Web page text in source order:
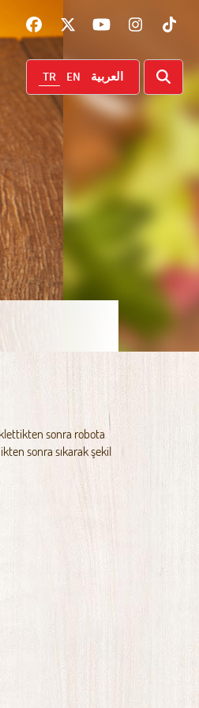
TR EN العربية
sonra robota
sonra sıkarak şekil